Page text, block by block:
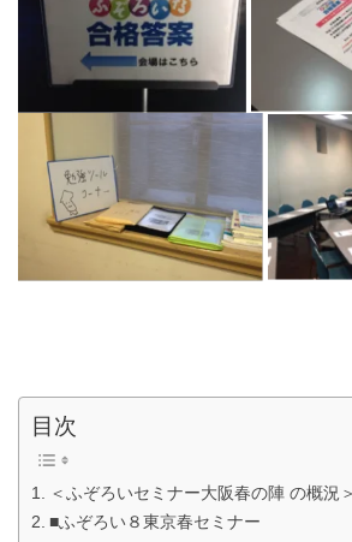
目次
＜ふぞろいセミナー大阪春の陣 の概況＞
■ふぞろい８東京春セミナー